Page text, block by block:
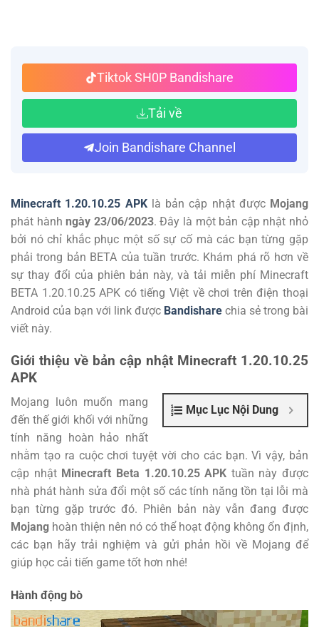
Tiktok SH0P Bandishare
Tải về
Join Bandishare Channel
Minecraft 1.20.10.25 APKlà bản cập nhật đượcMojang
phát hành ngày 23/06/2023. Đây là một bản cập nhật nhỏ
bởi nó chỉ khắc phục một số sự cố mà các bạn từng gặp
phải trong bản BETA của tuần trước. Khám phá rõ hơn về
sự thay đổi của phiên bản này, và tải miễn phí Minecraft
BETA 1.20.10.25 APK có tiếng Việt về chơi trên điện thoại
Android của bạn với link được Bandishare chia sẻ trong bài
viết này.
Giới thiệu về bản cập nhật Minecraft 1.20.10.25
APK
Mục Lục Nội Dung
Mojang luôn muốn mang
đến thế giới khối với những
tính năng hoàn hảo nhất
nhằm tạo ra cuộc chơi tuyệt vời cho các bạn. Vì vậy, bản
cập nhật Minecraft Beta 1.20.10.25 APK tuần này được
nhà phát hành sửa đổi một số các tính năng tồn tại lỗi mà
bạn từng gặp trước đó. Phiên bản này vẫn đang được
Mojang hoàn thiện nên nó có thể hoạt động không ổn định,
các bạn hãy trải nghiệm và gửi phản hồi về Mojang để
giúp học cải tiến game tốt hơn nhé!
Hành động bò